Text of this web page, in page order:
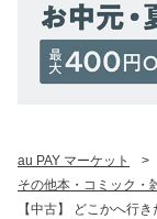
au PAY マーケット >
その他本・コミック・
【中古】 どこかへ行